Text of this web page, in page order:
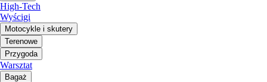
High-Tech
Wyścigi
Motocykle i skutery
Terenowe
Przygoda
Warsztat
Bagaż